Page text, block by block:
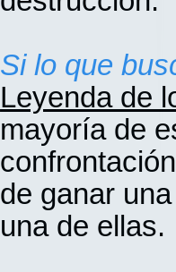
Si lo que
Leyenda de
mayoría de
de ganar
una de ellas.